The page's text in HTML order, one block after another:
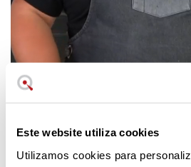
Este website utiliza cookies
Utilizamos cookies para